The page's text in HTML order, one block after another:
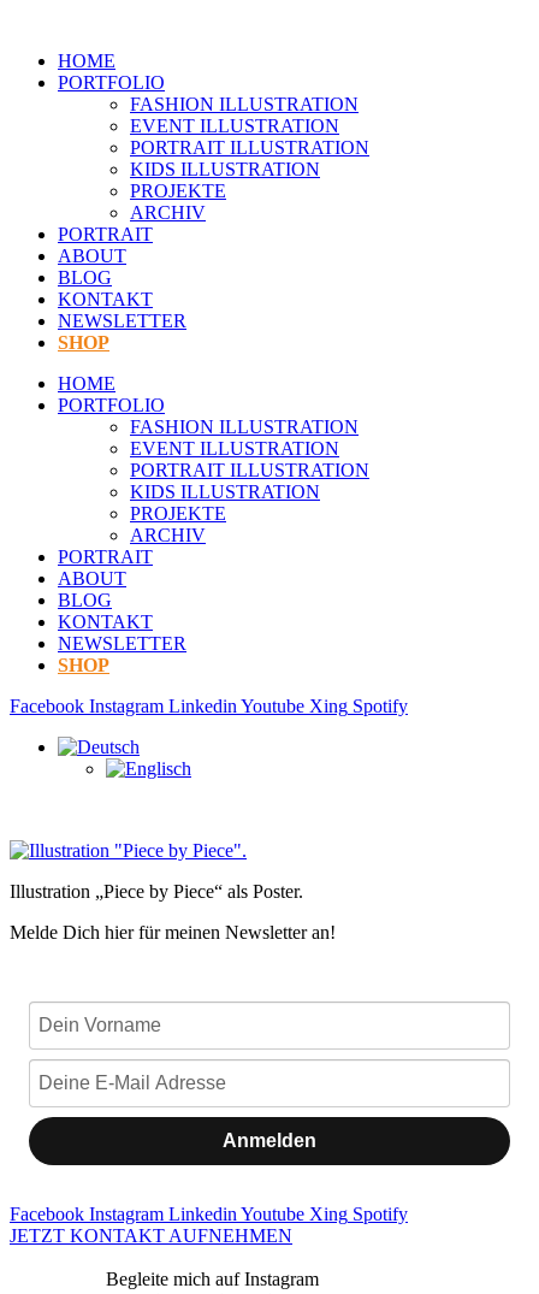
springenHOME
PORTFOLIO
FASHION ILLUSTRATION
EVENT ILLUSTRATION
PORTRAIT ILLUSTRATION
KIDS ILLUSTRATION
PROJEKTE
ARCHIV
PORTRAIT
ABOUT
BLOG
KONTAKT
NEWSLETTER
SHOP
HOME
PORTFOLIO
FASHION ILLUSTRATION
EVENT ILLUSTRATION
PORTRAIT ILLUSTRATION
KIDS ILLUSTRATION
PROJEKTE
ARCHIV
PORTRAIT
ABOUT
BLOG
KONTAKT
NEWSLETTER
SHOP
Facebook Instagram Linkedin Youtube Xing Spotify
Illustration „Piece by Piece“ als Poster.
Melde Dich hier für meinen Newsletter an!
Anmelden
Facebook Instagram Linkedin Youtube Xing Spotify
JETZT KONTAKT AUFNEHMEN